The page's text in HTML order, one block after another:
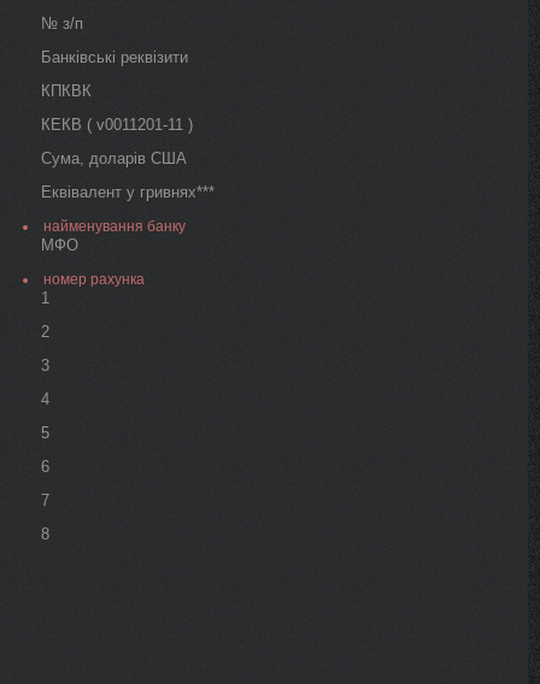
№ з/п
Банківські реквізити
КПКВК
КЕКВ ( v0011201-11 )
Сума, доларів США
Еквівалент у гривнях***
найменування банку
МФО
номер рахунка
1
2
3
4
5
6
7
8